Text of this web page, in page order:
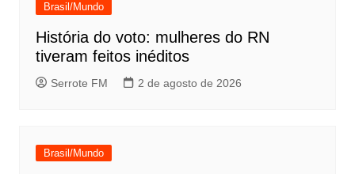
Brasil/Mundo
História do voto: mulheres do RN
tiveram feitos inéditos
Serrote FM 2 de agosto de 2026
Brasil/Mundo